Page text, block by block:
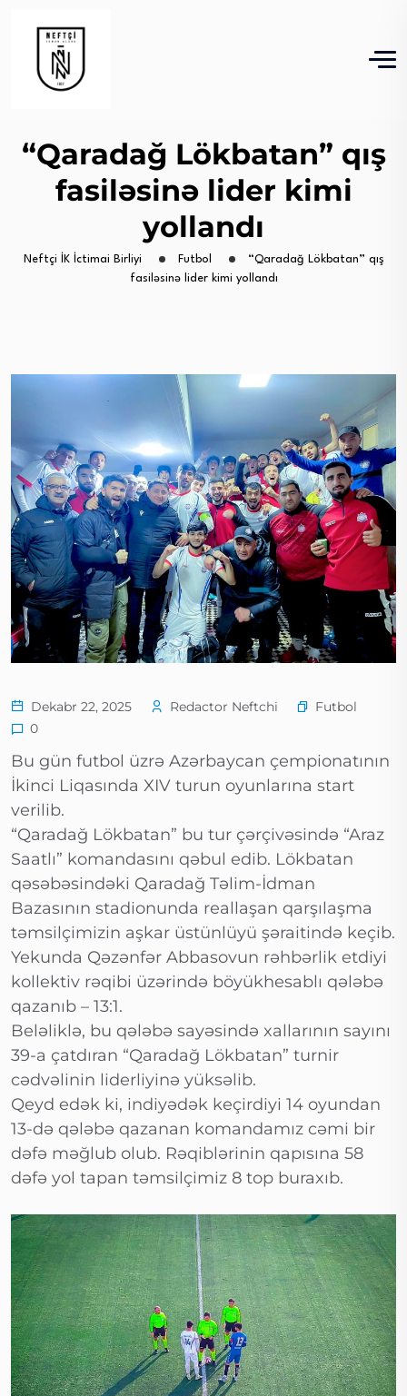
“Qaradağ Lökbatan” qış
fasiləsinə lider kimi
yollandı
Neftçi İK İctimai Birliyi Futbol
“Qaradağ Lökbatan” qış
fasiləsinə lider kimi yollandı
Dekabr 22, 2025 Redactor Neftchi
Futbol
0
Bu gün futbol üzrə Azərbaycan çempionatının
İkinci Liqasında XIV turun oyunlarına start
verilib.
“Qaradağ Lökbatan” bu tur çərçivəsində “Araz
Saatlı” komandasını qəbul edib. Lökbatan
qəsəbəsindəki Qaradağ Təlim-İdman
Bazasının stadionunda reallaşan qarşılaşma
təmsilçimizin aşkar üstünlüyü şəraitində keçib.
Yekunda Qəzənfər Abbasovun rəhbərlik etdiyi
kollektiv rəqibi üzərində böyükhesablı qələbə
qazanıb – 13:1.
Beləliklə, bu qələbə sayəsində xallarının sayını
39-a çatdıran “Qaradağ Lökbatan” turnir
cədvəlinin liderliyinə yüksəlib.
Qeyd edək ki, indiyədək keçirdiyi 14 oyundan
13-də qələbə qazanan komandamız cəmi bir
dəfə məğlub olub. Rəqiblərinin qapısına 58
dəfə yol tapan təmsilçimiz 8 top buraxıb.